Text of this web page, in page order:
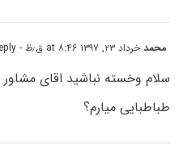
محمدخرداد ۲۳, ۱۳۹۷ at ۸:۴۶ ق٫ظ - Reply
طباطبایی میارم؟